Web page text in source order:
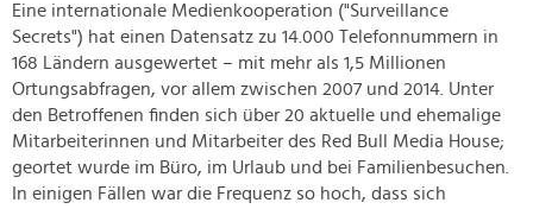
Eine internationale Medienkooperation ("Surveillance
Secrets") hat einen Datensatz zu 14.000 Telefonnummern in
168 Ländern ausgewertet – mit mehr als 1,5 Millionen
Ortungsabfragen, vor allem zwischen 2007 und 2014. Unter
den Betroffenen finden sich über 20 aktuelle und ehemalige
Mitarbeiterinnen und Mitarbeiter des Red Bull Media House;
geortet wurde im Büro, im Urlaub und bei Familienbesuchen.
In einigen Fällen war die Frequenz so hoch, dass sich